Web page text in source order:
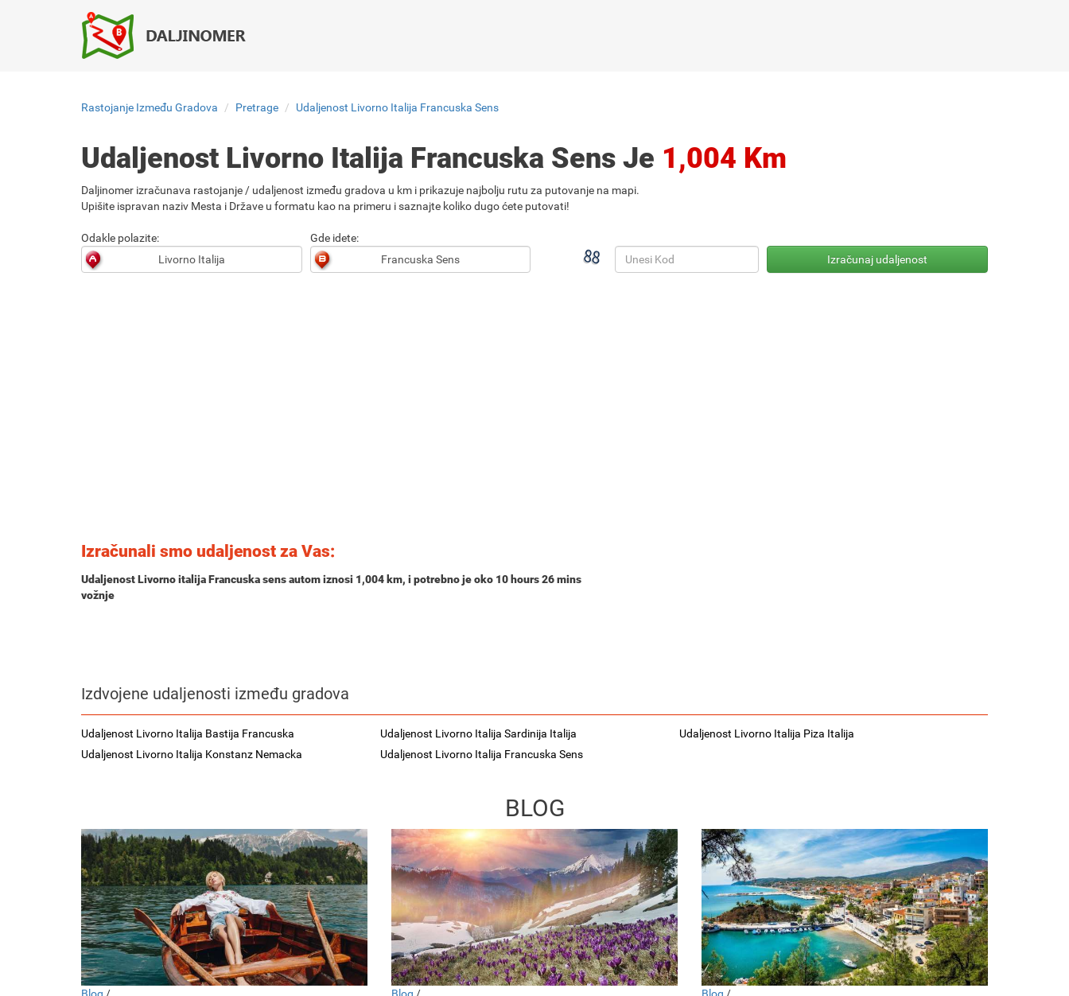
Rastojanje Između Gradova Pretrage Udaljenost Livorno Italija Francuska Sens
Udaljenost Livorno Italija Francuska Sens Je 1,004 Km
Daljinomer izračunava rastojanje / udaljenost između gradova u km i prikazuje najbolju rutu za putovanje na mapi.
Upišite ispravan naziv Mesta i Države u formatu kao na primeru i saznajte koliko dugo ćete putovati!
Odakle polazite: Gde idete:
Izračunali smo udaljenost za Vas:
Udaljenost Livorno italija Francuska sens autom iznosi 1,004 km, i potrebno je oko 10 hours 26 mins
vožnje
Izdvojene udaljenosti između gradova
Udaljenost Livorno Italija Bastija Francuska Udaljenost Livorno Italija Sardinija Italija
Udaljenost Livorno Italija Piza Italija
Udaljenost Livorno Italija Konstanz Nemacka
Udaljenost Livorno Italija Francuska Sens
BLOG